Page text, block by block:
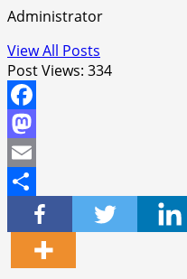
Administrator
View All Posts
Post Views: 334
Facebook
Mastodon
Email
Share